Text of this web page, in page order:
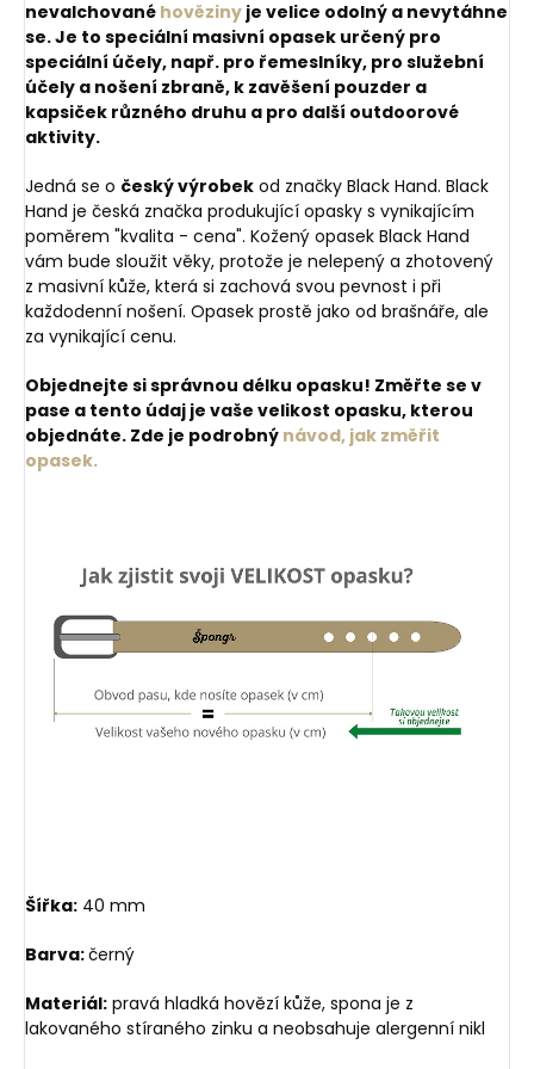
nevalchované hověziny je velice odolný a nevytáhne
se. Je to speciální masivní opasek určený pro
speciální účely, např. pro řemeslníky, pro služební
účely a nošení zbraně, k zavěšení pouzder a
kapsiček různého druhu a pro další outdoorové
aktivity.
Jedná se o český výrobek od značky Black Hand. Black
Hand je česká značka produkující opasky s vynikajícím
poměrem "kvalita - cena". Kožený opasek Black Hand
vám bude sloužit věky, protože je nelepený a zhotovený
z masivní kůže, která si zachová svou pevnost i při
každodenní nošení. Opasek prostě jako od brašnáře, ale
za vynikající cenu.
Objednejte si správnou délku opasku! Změřte se v
pase a tento údaj je vaše velikost opasku, kterou
objednáte. Zde je podrobný návod, jak změřit
opasek.
Šířka: 40 mm
Barva:černý
Materiál: pravá hladká hovězí kůže, spona je z
lakovaného stíraného zinku a neobsahuje alergenní nikl